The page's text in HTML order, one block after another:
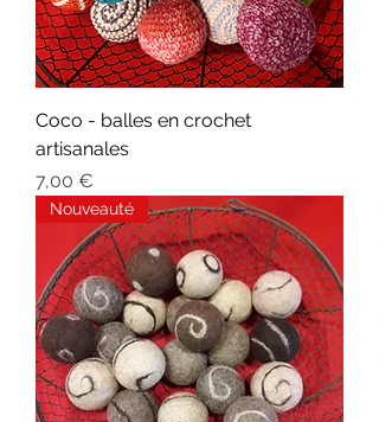
Coco - balles en crochet
artisanales
Prix
7,00 €
Nouveauté